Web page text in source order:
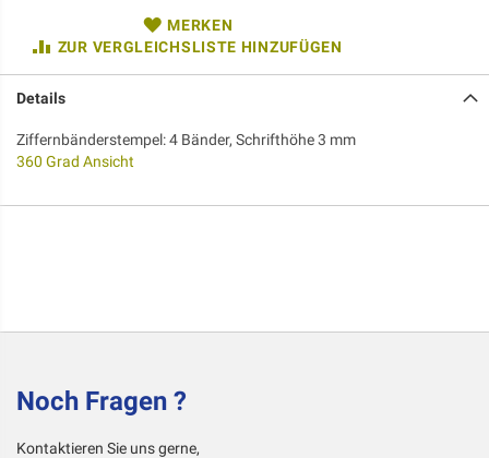
MERKEN
ZUR VERGLEICHSLISTE HINZUFÜGEN
Details
Ziffernbänderstempel: 4 Bänder, Schrifthöhe 3 mm
360 Grad Ansicht
Noch Fragen ?
Kontaktieren Sie uns gerne,